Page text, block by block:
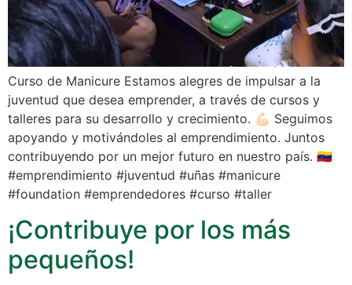
Curso de Manicure Estamos alegres de impulsar a la
juventud que desea emprender, a través de cursos y
talleres para su desarrollo y crecimiento. 💪🏻 Seguimos
apoyando y motivándoles al emprendimiento. Juntos
contribuyendo por un mejor futuro en nuestro país. 🇻🇪
#emprendimiento #juventud #uñas #manicure
#foundation #emprendedores #curso #taller
¡Contribuye por los más
pequeños!